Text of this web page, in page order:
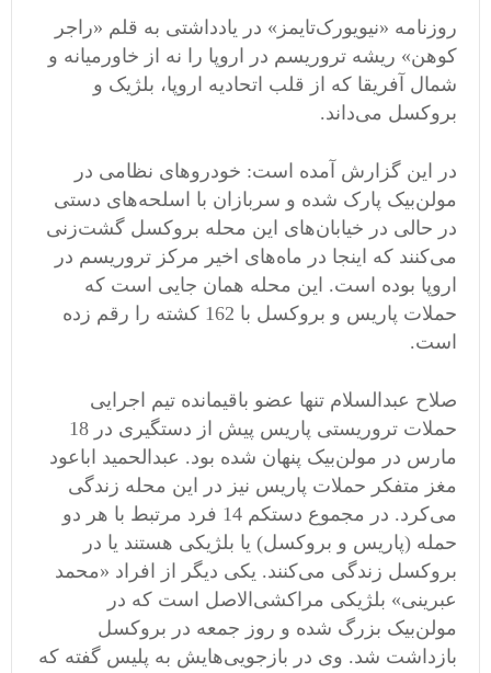
روزنامه‌ «نیویورک‌تایمز» در یادداشتی به قلم «راجر
کوهن» ریشه تروریسم در اروپا را نه از خاورمیانه و
شمال آفریقا که از قلب اتحادیه اروپا، بلژیک و
بروکسل می‌داند.
در این گزارش آمده است: خودروهای نظامی در
مولن‌بیک پارک شده و سربازان با اسلحه‌های دستی
در حالی در خیابان‌های این محله بروکسل گشت‌زنی
می‌کنند که اینجا در ماه‌های اخیر مرکز تروریسم در
اروپا بوده است. این محله همان جایی است که
حملات پاریس و بروکسل با 162 کشته را رقم زده
است.
صلاح عبدالسلام تنها عضو باقیمانده تیم اجرایی
حملات تروریستی پاریس پیش از دستگیری در 18
مارس در مولن‌بیک پنهان شده بود. عبدالحمید اباعود
مغز متفکر حملات پاریس نیز در این محله زندگی
می‌کرد. در مجموع دستکم 14 فرد مرتبط با هر دو
حمله (پاریس و بروکسل) یا بلژیکی هستند یا در
بروکسل زندگی می‌کنند. یکی دیگر از افراد «محمد
عبرینی» بلژیکی مراکشی‌الاصل است که در
مولن‌بیک بزرگ شده و روز جمعه در بروکسل
بازداشت شد. وی در بازجویی‌هایش به پلیس گفته که